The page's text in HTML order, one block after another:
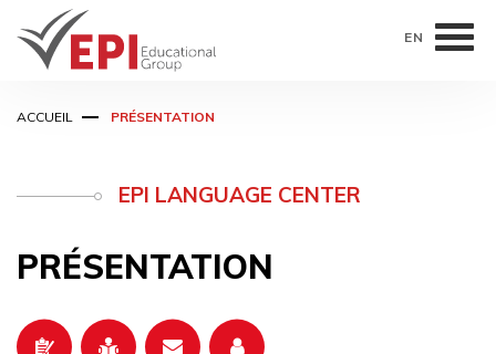
au
EN
EPI LANGUAGE CENTER
ACCUEIL PRÉSENTATION
PRÉSENTATION